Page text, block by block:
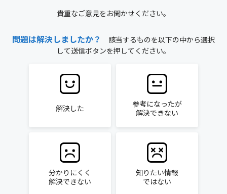
貴重なご意見をお聞かせください。
問題は解決しましたか？
該当するものを以下の中から選択
して送信ボタンを押してください。
解決した
参考になったが
解決できない
分かりにくく
解決できない
知りたい情報
ではない